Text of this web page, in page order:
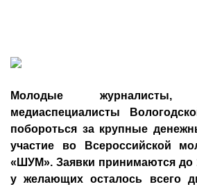
Молодые
медиаспециалисты
побороться за крупные
участие во Всероссийской
«ШУМ». Заявки принимаются до
у желающих осталось всего